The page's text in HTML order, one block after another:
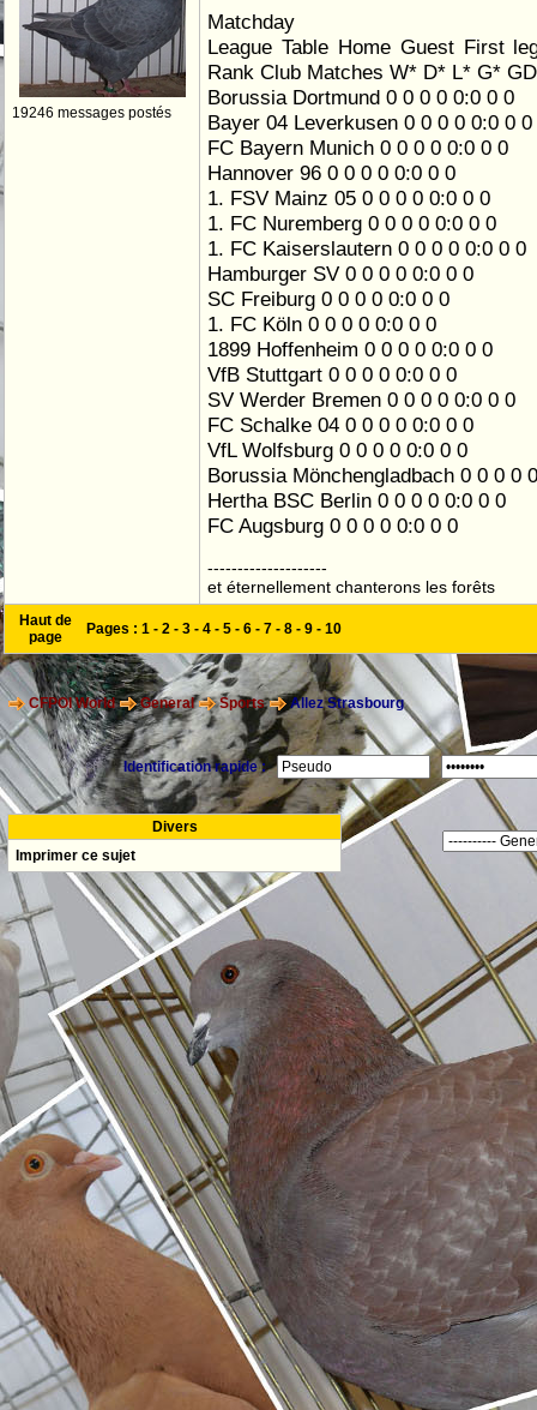
19246 messages postés
Matchday
League Table Home Guest First
Rank Club Matches W* D* L* G*
Borussia Dortmund 0 0 0 0 0:0 0 0
Bayer 04 Leverkusen 0 0 0 0 0:0 0 0
FC Bayern Munich 0 0 0 0 0:0 0 0
Hannover 96 0 0 0 0 0:0 0 0
1. FSV Mainz 05 0 0 0 0 0:0 0 0
1. FC Nuremberg 0 0 0 0 0:0 0 0
1. FC Kaiserslautern 0 0 0 0 0:0 0 0
Hamburger SV 0 0 0 0 0:0 0 0
SC Freiburg 0 0 0 0 0:0 0 0
1. FC Köln 0 0 0 0 0:0 0 0
1899 Hoffenheim 0 0 0 0 0:0 0 0
VfB Stuttgart 0 0 0 0 0:0 0 0
SV Werder Bremen 0 0 0 0 0:0 0 0
FC Schalke 04 0 0 0 0 0:0 0 0
VfL Wolfsburg 0 0 0 0 0:0 0 0
Borussia Mönchengladbach 0 0 0 0
Hertha BSC Berlin 0 0 0 0 0:0 0 0
FC Augsburg 0 0 0 0 0:0 0 0
--------------------
et éternellement chanterons les forêts
Haut de
page
Pages : 1 - 2 - 3 - 4 - 5 - 6 - 7 - 8 - 9 - 10
CFPOI World General Sports Allez Strasbourg
Identification rapide :
Divers
Imprimer ce sujet